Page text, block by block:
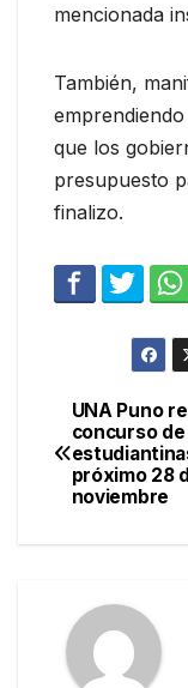
mencionada
También,
que los
presupuesto
finalizo.
de
UNA Puno
concurso de
próximo 28
noviembre